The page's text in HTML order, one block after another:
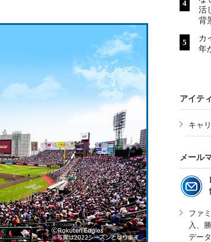
活
背
カ
年
アイテ
キャ
メール
ファ
入、
デー